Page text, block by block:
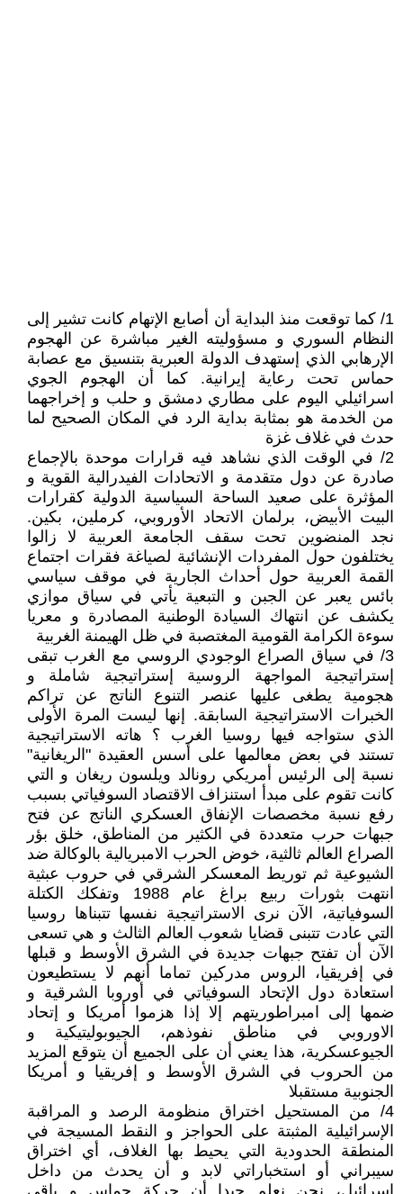
1/ كما توقعت منذ البداية أن أصابع الإتهام كانت تشير إلى
النظام السوري و مسؤوليته الغير مباشرة عن الهجوم
الإرهابي الذي إستهدف الدولة العبرية بتنسيق مع عصابة
حماس تحت رعاية إيرانية. كما أن الهجوم الجوي
اسرائيلي اليوم على مطاري دمشق و حلب و إخراجهما
من الخدمة هو بمثابة بداية الرد في المكان الصحيح لما
حدث في غلاف غزة
2/ في الوقت الذي نشاهد فيه قرارات موحدة بالإجماع
صادرة عن دول متقدمة و الاتحادات الفيدرالية القوية و
المؤثرة على صعيد الساحة السياسية الدولية كقرارات
البيت الأبيض، برلمان الاتحاد الأوروبي، كرملين، بكين.
نجد المنضوين تحت سقف الجامعة العربية لا زالوا
يختلفون حول المفردات الإنشائية لصياغة فقرات اجتماع
القمة العربية حول أحداث الجارية في موقف سياسي
بائس يعبر عن الجبن و التبعية يأتي في سياق موازي
يكشف عن انتهاك السيادة الوطنية المصادرة و معريا
سوءة الكرامة القومية المغتصبة في ظل الهيمنة الغربية
3/ في سياق الصراع الوجودي الروسي مع الغرب تبقى
إستراتيجية المواجهة الروسية إستراتيجية شاملة و
هجومية يطغى عليها عنصر التنوع الناتج عن تراكم
الخبرات الاستراتيجية السابقة. إنها ليست المرة الأولى
الذي ستواجه فيها روسيا الغرب ؟ هاته الاستراتيجية
تستند في بعض معالمها على أسس العقيدة "الريغانية"
نسبة إلى الرئيس أمريكي رونالد ويلسون ريغان و التي
كانت تقوم على مبدأ استنزاف الاقتصاد السوفياتي بسبب
رفع نسبة مخصصات الإنفاق العسكري الناتج عن فتح
جبهات حرب متعددة في الكثير من المناطق، خلق بؤر
الصراع العالم ثالثية، خوض الحرب الامبريالية بالوكالة ضد
الشيوعية ثم توريط المعسكر الشرقي في حروب عبثية
انتهت بثورات ربيع براغ عام 1988 وتفكك الكتلة
السوفياتية، الآن نرى الاستراتيجية نفسها تتبناها روسيا
التي عادت تتبنى قضايا شعوب العالم الثالث و هي تسعى
الآن أن تفتح جبهات جديدة في الشرق الأوسط و قبلها
في إفريقيا، الروس مدركين تماما أنهم لا يستطيعون
استعادة دول الإتحاد السوفياتي في أوروبا الشرقية و
ضمها إلى امبراطوريتهم إلا إذا هزموا أمريكا و إتحاد
الاوروبي في مناطق نفوذهم، الجيوبوليتيكية و
الجيوعسكرية، هذا يعني أن على الجميع أن يتوقع المزيد
من الحروب في الشرق الأوسط و إفريقيا و أمريكا
الجنوبية مستقبلا
4/ من المستحيل اختراق منظومة الرصد و المراقبة
الإسرائيلية المثبتة على الحواجز و النقط المسيجة في
المنطقة الحدودية التي يحيط بها الغلاف، أي اختراق
سيبراني أو استخباراتي لابد و أن يحدث من داخل